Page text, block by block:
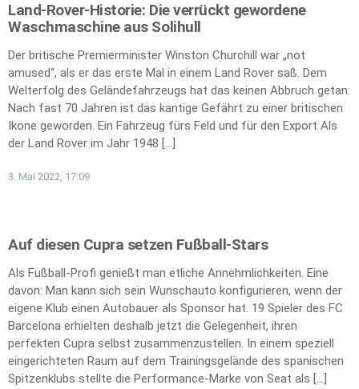
Land-Rover-Historie: Die verrückt gewordene
Waschmaschine aus Solihull
Der britische Premierminister Winston Churchill war „not
amused“, als er das erste Mal in einem Land Rover saß. Dem
Welterfolg des Geländefahrzeugs hat das keinen Abbruch getan:
Nach fast 70 Jahren ist das kantige Gefährt zu einer britischen
Ikone geworden. Ein Fahrzeug fürs Feld und für den Export Als
der Land Rover im Jahr 1948 […]
3. Mai 2022, 17:09
Auf diesen Cupra setzen Fußball-Stars
Als Fußball-Profi genießt man etliche Annehmlichkeiten. Eine
davon: Man kann sich sein Wunschauto konfigurieren, wenn der
eigene Klub einen Autobauer als Sponsor hat. 19 Spieler des FC
Barcelona erhielten deshalb jetzt die Gelegenheit, ihren
perfekten Cupra selbst zusammenzustellen. In einem speziell
eingerichteten Raum auf dem Trainingsgelände des spanischen
Spitzenklubs stellte die Performance-Marke von Seat als […]